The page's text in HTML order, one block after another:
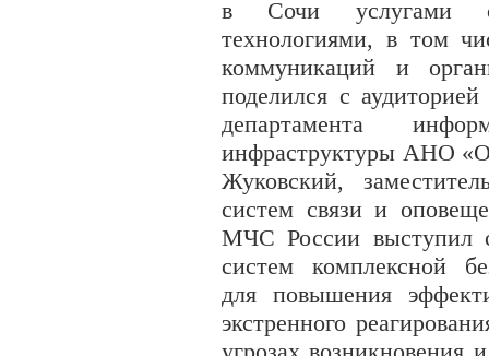
в Сочи услугами
технологиями, в том
коммуникаций и
поделился с
департамента
инфраструктуры АНО
Жуковский,
систем связи и
МЧС России выступил
систем комплексной
для повышения
экстренного